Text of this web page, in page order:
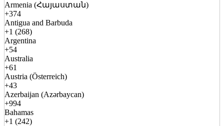
Armenia (Հայաստան)
+374
Antigua and Barbuda
+1 (268)
Argentina
+54
Australia
+61
Austria (Österreich)
+43
Azerbaijan (Azərbaycan)
+994
Bahamas
+1 (242)